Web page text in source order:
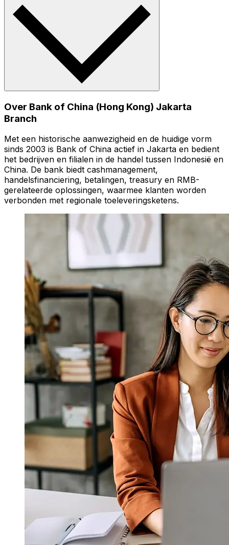
Over Bank of China (Hong Kong) Jakarta
Branch
Met een historische aanwezigheid en de huidige vorm
sinds 2003 is Bank of China actief in Jakarta en bedient
het bedrijven en filialen in de handel tussen Indonesië en
China. De bank biedt cashmanagement,
handelsfinanciering, betalingen, treasury en RMB-
gerelateerde oplossingen, waarmee klanten worden
verbonden met regionale toeleveringsketens.